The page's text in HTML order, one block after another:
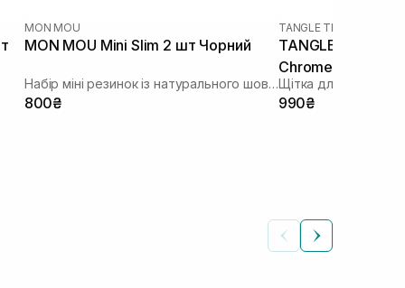
MON MOU
MON MOU Mini Slim 2 шт Чорний
Набір міні резинок із натурального шовку
800₴
TANGLE TEEZER
TANGLE TEEZER
Chrome Neo Gold
Щітка для волосся
990₴